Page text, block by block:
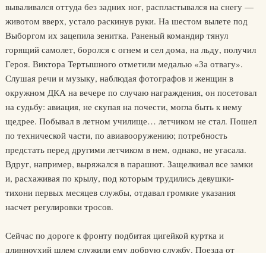
вываливался оттуда без задних ног, распластывался на снегу —
животом вверх, устало раскинув руки. На шестом вылете под
Выборгом их зацепила зенитка. Раненый командир тянул
горящий самолет, боролся с огнем и сел дома, на льду, получил
Героя. Виктора Тертышного отметили медалью «За отвагу».
Слушая речи и музыку, наблюдая фотографов и женщин в
окружном ДКА на вечере по случаю награждения, он посетовал
на судьбу: авиация, не скупая на почести, могла быть к нему
щедрее. Побывал в летном училище… летчиком не стал. Пошел
по технической части, по авиавооружению; потребность
предстать перед другими летчиком в нем, однако, не угасала.
Вдруг, например, выряжался в парашют. Защелкивал все замки
и, расхаживая по крылу, под которым трудились девушки-
тихони первых месяцев службы, отдавал громкие указания
насчет регулировки тросов.
Сейчас по дороге к фронту подбитая цигейкой куртка и
длинноухий шлем служили ему добрую службу. Поезда от